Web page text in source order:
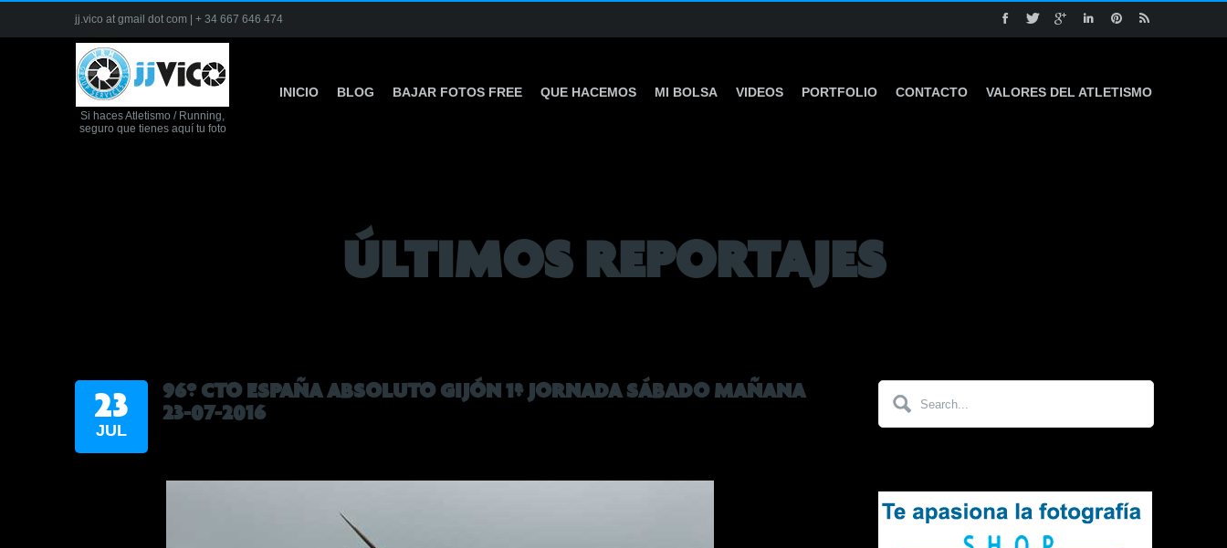
jj.vico at gmail dot com | + 34 667 646 474
Si haces Atletismo / Running,
seguro que tienes aquí tu foto
INICIO BLOG BAJAR FOTOS FREE QUE HACEMOS MI BOLSA VIDEOS PORTFOLIO CONTACTO VALORES DEL ATLETISMO
ÚLTIMOS REPORTAJES
23
JUL
96º CTO ESPAÑA ABSOLUTO GIJÓN 1ª JORNADA SÁBADO MAÑANA
23-07-2016